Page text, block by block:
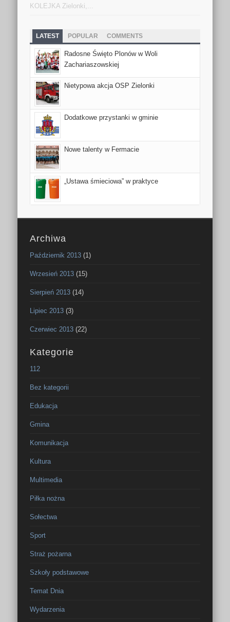
KOLEJKA Zielonki,...
LATEST POPULAR COMMENTS
Radosne Święto Plonów w Woli
Zachariaszowskiej
Nietypowa akcja OSP Zielonki
Dodatkowe przystanki w gminie
Nowe talenty w Fermacie
„Ustawa śmieciowa” w praktyce
Archiwa
Październik 2013 (1)
Wrzesień 2013 (15)
Sierpień 2013 (14)
Lipiec 2013 (3)
Czerwiec 2013 (22)
Kategorie
112
Bez kategorii
Edukacja
Gmina
Komunikacja
Kultura
Multimedia
Piłka nożna
Sołectwa
Sport
Straż pożarna
Szkoły podstawowe
Temat Dnia
Wydarzenia